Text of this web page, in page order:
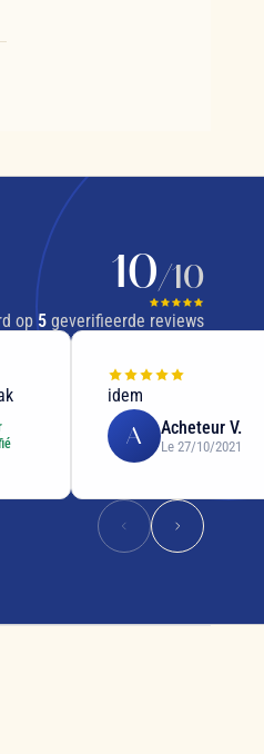
10/10
op5 geverifieerde reviews
idem
A Acheteur V.
Le 27/10/2021